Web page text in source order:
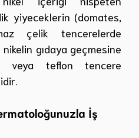
yiyeceklerin (domates,
çelik tencerelerde
gıdaya geçmesine
veya teflon tencere
İş